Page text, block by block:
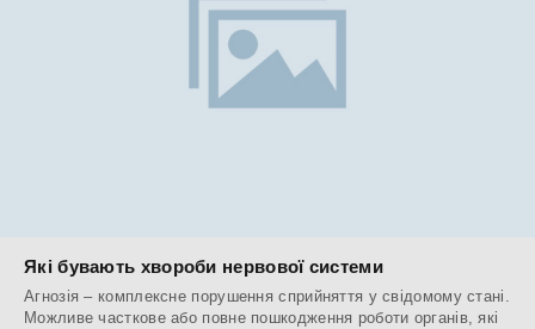
Які бувають хвороби нервової системи
Агнозія – комплексне порушення сприйняття у свідомому стані.
Можливе часткове або повне пошкодження роботи органів, які